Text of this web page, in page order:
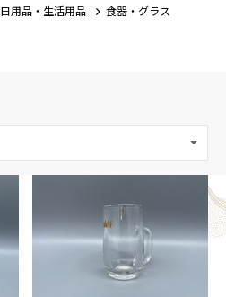
日用品・生活用品 食器・グラス